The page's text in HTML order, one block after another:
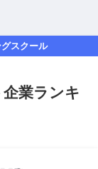
スクール
業ランキ